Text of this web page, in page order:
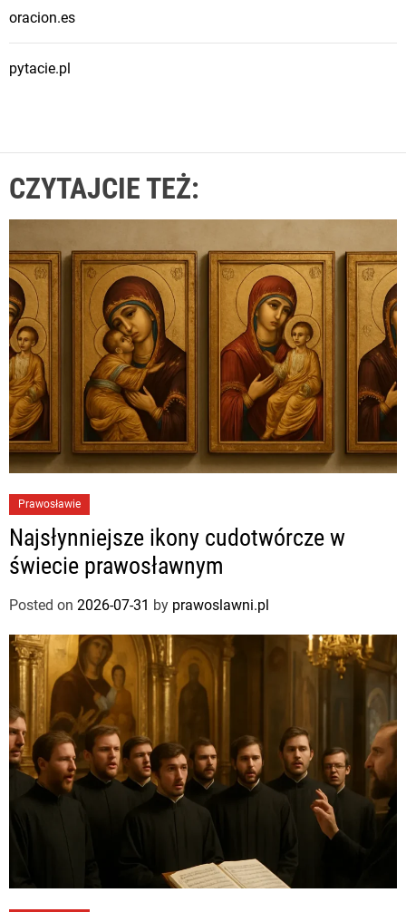
oracion.es
pytacie.pl
CZYTAJCIE TEŻ:
Prawosławie
Najsłynniejsze ikony cudotwórcze w
świecie prawosławnym
Posted on 2026-07-31 by prawoslawni.pl